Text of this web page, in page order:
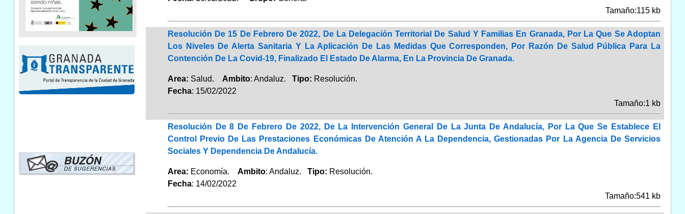
Tamaño:115 kb
Resolución De 15 De Febrero De 2022, De La Delegación Territorial De Salud Y Familias En Granada, Por La Que Se Adoptan
Los Niveles De Alerta Sanitaria Y La Aplicación De Las Medidas Que Corresponden, Por Razón De Salud Pública Para La
Contención De La Covid-19, Finalizado El Estado De Alarma, En La Provincia De Granada.
Area: Salud. Ambito: Andaluz. Tipo: Resolución.
Fecha: 15/02/2022
Tamaño:1 kb
Resolución De 8 De Febrero De 2022, De La Intervención General De La Junta De Andalucía, Por La Que Se Establece El
Control Previo De Las Prestaciones Económicas De Atención A La Dependencia, Gestionadas Por La Agencia De Servicios
Sociales Y Dependencia De Andalucía.
Area: Economía. Ambito: Andaluz. Tipo: Resolución.
Fecha: 14/02/2022
Tamaño:541 kb